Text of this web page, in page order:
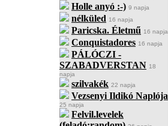
Holle anyó :-) 9 napja
nélküled 16 napja
Paricska. Életmű 16 napja
Conquistadores 16 napja
PÁLÓCZI -
SZABADVERSTAN 18
napja
szilvakék 22 napja
Vezsenyi Ildikó Naplója
25 napja
Felvil.levelek